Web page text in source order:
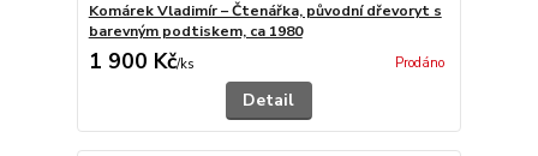
Komárek Vladimír – Čtenářka, původní dřevoryt s
barevným podtiskem, ca 1980
1 900 Kč/ks Prodáno
Detail